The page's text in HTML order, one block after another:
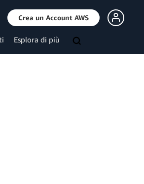
Crea un Account AWS
Esplora di più